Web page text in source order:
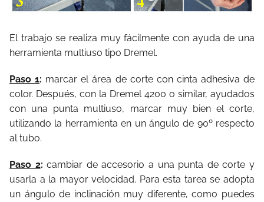
El trabajo se realiza muy fácilmente con ayuda de una
herramienta multiuso tipo Dremel.
Paso 1: marcar el área de corte con cinta adhesiva de
color. Después, con la Dremel 4200 o similar, ayudados
con una punta multiuso, marcar muy bien el corte,
utilizando la herramienta en un ángulo de 90º respecto
al tubo.
Paso 2: cambiar de accesorio a una punta de corte y
usarla a la mayor velocidad. Para esta tarea se adopta
un ángulo de inclinación muy diferente, como puedes